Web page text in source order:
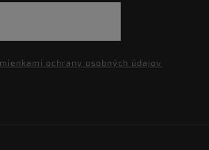
ochrany osobných údajov